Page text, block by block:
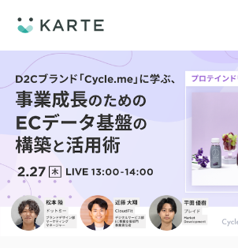
プロダクト
プロダクト
KARTE Web
顧客理解をもとに適切なWeb接客を実施し
事例
導入企業・業界
セミナー
資料一覧
資料ダウンロード